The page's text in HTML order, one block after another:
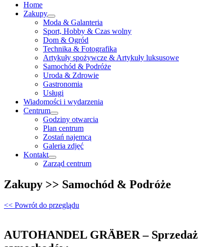
Home
Zakupy
Moda & Galanteria
Sport, Hobby & Czas wolny
Dom & Ogród
Technika & Fotografika
Artykuły spożywcze & Artykuły luksusowe
Samochód & Podróże
Uroda & Zdrowie
Gastronomia
Usługi
Wiadomości i wydarzenia
Centrum
Godziny otwarcia
Plan centrum
Zostań najemcą
Galeria zdjęć
Kontakt
Zarząd centrum
Zakupy >> Samochód & Podróże
<< Powrót do przeglądu
AUTOHANDEL GRÄBER – Sprzedaż